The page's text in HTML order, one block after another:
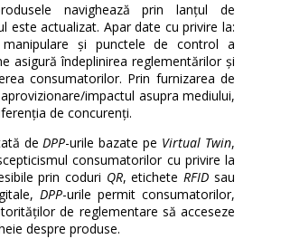
navighează prin lanțul de
este actualizat. Apar date cu privire la:
și punctele de control a
asigură îndeplinirea reglementărilor și
consumatorilor. Prin furnizarea de
impactul asupra mediului,
de concurenți.
deDPP-urile bazate pe Virtual Twin,
consumatorilor cu privire la
prin coduri QR, eticheteRFID sau
DPP-urile permit consumatorilor,
de reglementare să acceseze
despre produse.